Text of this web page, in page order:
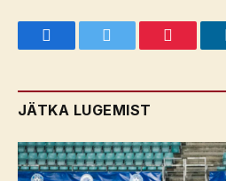
FacebookTwitter Pinterest
JÄTKA LUGEMIST